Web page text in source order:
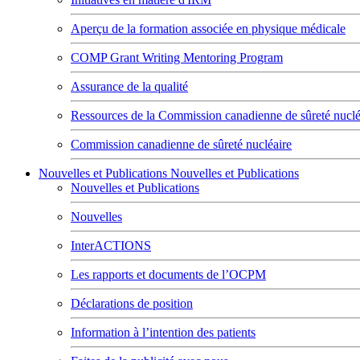
Aperçu de la formation associée en physique médicale
COMP Grant Writing Mentoring Program
Assurance de la qualité
Ressources de la Commission canadienne de sûreté
Commission canadienne de sûreté nucléaire
Nouvelles et Publications Nouvelles et Publications
Nouvelles et Publications
Nouvelles
InterACTIONS
Les rapports et documents de l’OCPM
Déclarations de position
Information à l’intention des patients